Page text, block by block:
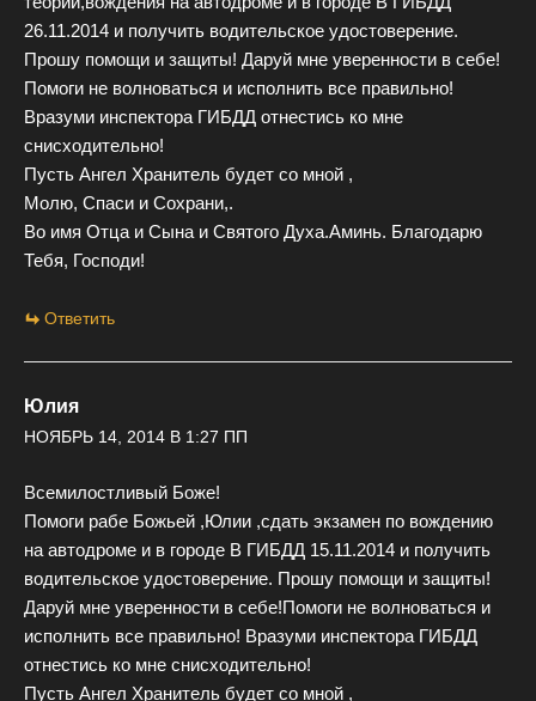
26.11.2014 и получить водительское удостоверение.
Прошу помощи и защиты! Даруй мне уверенности в себе!
Помоги не волноваться и исполнить все правильно!
Вразуми инспектора ГИБДД отнестись ко мне
снисходительно!
Пусть Ангел Хранитель будет со мной ,
Молю, Спаси и Сохрани,.
Во имя Отца и Сына и Святого Духа.Аминь. Благодарю
Тебя, Господи!
Ответить
Юлия
НОЯБРЬ 14, 2014 В 1:27 ПП
Всемилостливый Боже!
Помоги рабе Божьей ,Юлии ,сдать экзамен по вождению
на автодроме и в городе В ГИБДД 15.11.2014 и получить
водительское удостоверение. Прошу помощи и защиты!
Даруй мне уверенности в себе!Помоги не волноваться и
исполнить все правильно! Вразуми инспектора ГИБДД
отнестись ко мне снисходительно!
Пусть Ангел Хранитель будет со мной ,